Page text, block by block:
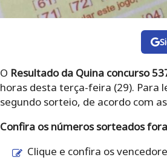
O Resultado da Quina concurso
horas desta terça-feira (29). Para
segundo sorteio, de acordo com as
Confira os números sorteados
Clique e confira os